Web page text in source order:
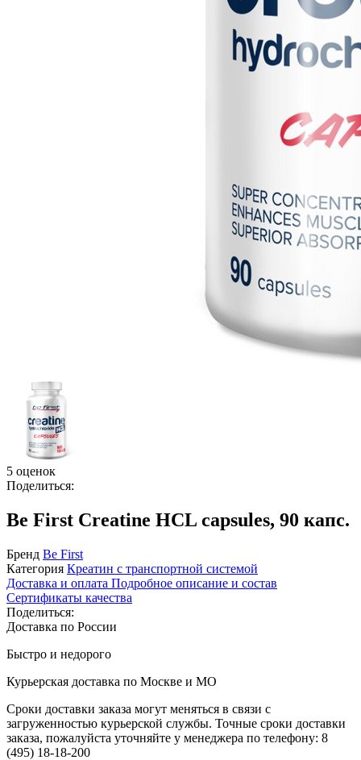
5 оценок
Поделиться:
Be First Creatine HCL capsules, 90 капс.
Бренд Be First
Категория Креатин с транспортной системой
Доставка и оплата Подробное описание и состав
Сертификаты качества
Поделиться:
Доставка по России
Быстро и недорого
Курьерская доставка по Москве и МО
Сроки доставки заказа могут меняться в связи с
загруженностью курьерской службы. Точные сроки доставки
заказа, пожалуйста уточняйте у менеджера по телефону: 8
(495) 18-18-200